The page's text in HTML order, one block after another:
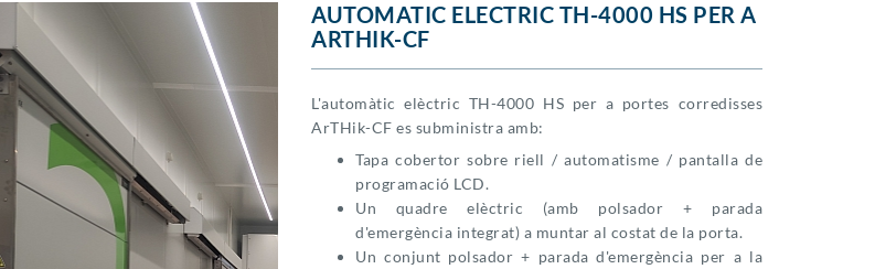
AUTOMATIC ELECTRIC TH-4000 HS PER A
ARTHIK-CF
L'automàtic elèctric TH-4000 HS per a portes corredisses
ArTHik-CF es subministra amb:
Tapa cobertor sobre riell / automatisme / pantalla de
programació LCD.
Un quadre elèctric (amb polsador + parada
d'emergència integrat) a muntar al costat de la porta.
Un conjunt polsador + parada d'emergència per a la